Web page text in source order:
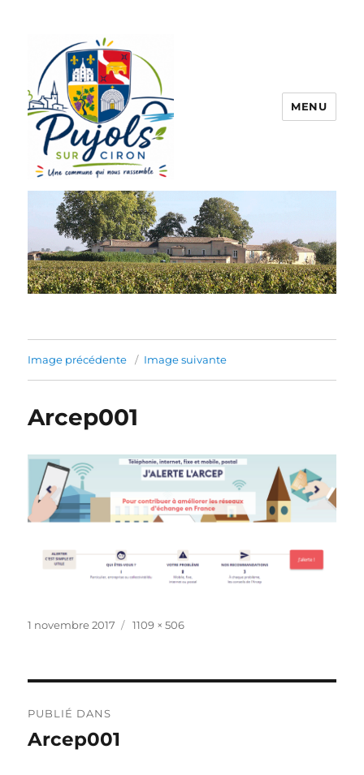
Pujols sur Ciron
MENU
Image précédente Image suivante
Arcep001
Publié
1 novembre 2017
Taille
1109 × 506
de
PUBLIÉ DANS
Arcep001